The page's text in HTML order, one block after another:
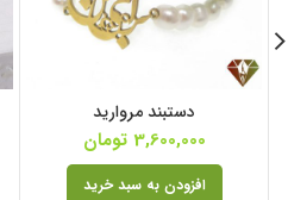
دستبند مروارید
3,600,000 تومان
افزودن به سبد خرید